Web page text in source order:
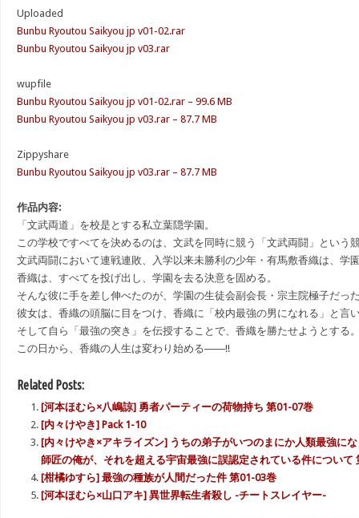
Uploaded
Bunbu Ryoutou Saikyou jp v01-02.rar
Bunbu Ryoutou Saikyou jp v03.rar
wupfile
Bunbu Ryoutou Saikyou jp v01-02.rar – 99.6 MB
Bunbu Ryoutou Saikyou jp v03.rar – 87.7 MB
Zippyshare
Bunbu Ryoutou Saikyou jp v03.rar – 87.7 MB
作品内容:
「文武両道」を校是とする私立葉隠学園。
この学校ですべてを決めるのは、文武を同時に競う「文武両闘」という
文武両闘において連戦連敗、入学以来未勝利の少年・有馬敷香織は、学
香織は、すべてを投げ出し、学園を去る決意を固める。
そんな彼に手を差し伸べたのが、学園の生徒会副会長・宗主院極子だっ
彼女は、香織の頭脳に目をつけ、香織に「校内最強の男になれる」と言
そして自ら「最強の突き」を伝授することで、香織を勝たせようとする
この日から、香織の人生は変わり始める――!!
Related Posts:
[河本ほむら×八嶋諒] 勇者パーティーの荷物持ち 第01-07巻
[内々けやき] Pack 1-10
[内々けやき×アキライズン] うちの弟子がいつのまにか人類最強に
師匠の俺が、それを超える宇宙最強に誤認定されている件について
[柑橘ゆすら] 最強の種族が人間だった件 第01-03巻
[河本ほむら×山口アキ] 異世界転生者殺し -チートスレイヤー-